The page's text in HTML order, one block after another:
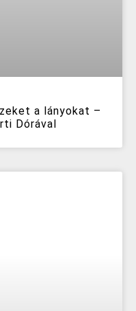
a lányokat –
Dórával